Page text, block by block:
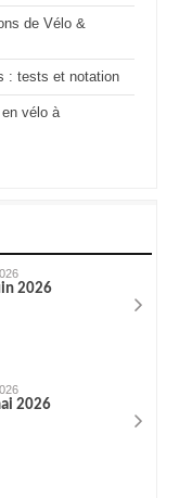
de Vélo &
: tests et notation
vélo à
2026
2026